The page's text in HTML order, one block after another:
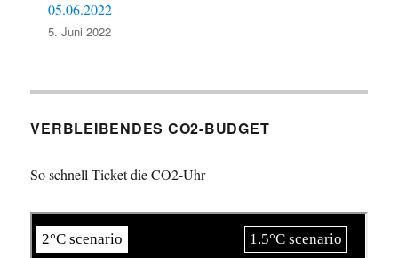
05.06.2022
5. Juni 2022
VERBLEIBENDES CO2-BUDGET
So schnell Ticket die CO2-Uhr